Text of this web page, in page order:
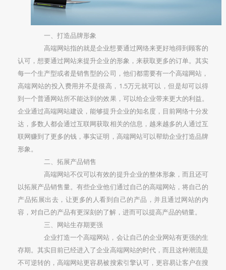
一、打造品牌形象
高端网站指的就是企业想要通过网络来更好地得到顾客的
认可，想要通过网站来提升企业的形象，来获取更多的订单。其实
每一个生产型或者是销售型的公司，他们都需要有一个高端网站，
高端网站的投入费用并不是很高，1.5万元就可以，但是却可以得
到一个普通网站所不能达到的效果，可以给企业带来更大的利益。
企业通过高端网站建设，能够提升企业的知名度，目前网络十分发
达，多数人都会通过互联网获取相关的信息，越来越多的人通过互
联网赚到了更多的钱，事实证明，高端网站可以帮助企业打造品牌
形象。
二、拓展产品销售
高端网站不仅可以有效的提升企业的整体形象，而且还可
以拓展产品销售量。有些企业他们通过自己的高端网站，将自己的
产品拓展出去，让更多的人看到自己的产品，并且通过网站的内
容，对自己的产品有更深刻的了解，进而可以提高产品的销量。
三、网站生存期更强
企业打造一个高端网站，会让自己的企业网站有更强的生
存期。其实目前已经进入了企业高端网站的时代，而且这种潮流是
不可逆转的，高端网站更容易被搜索引擎认可，更容易让客户在搜